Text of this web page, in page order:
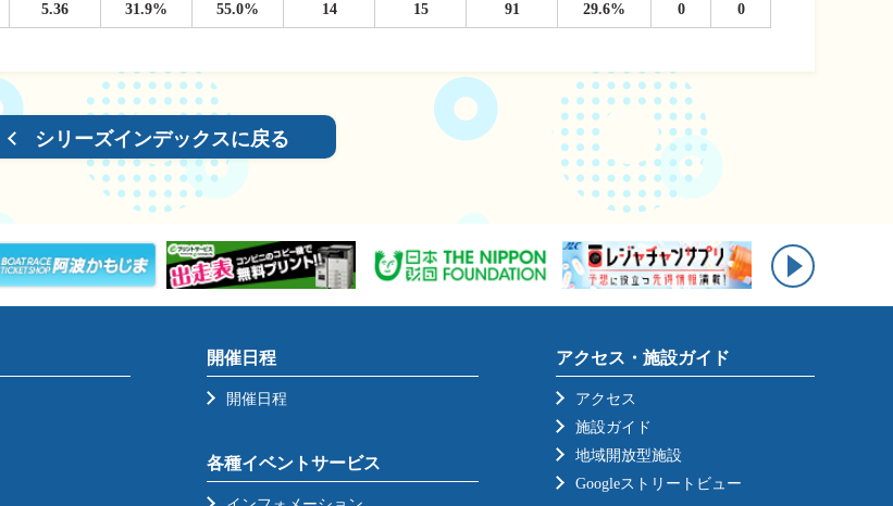
5.36 31.9% 55.0% 14 15 91 29.6% 0 0
シリーズインデックスに戻る
開催日程
開催日程
各種イベントサービス
アクセス・施設ガイド
アクセス
施設ガイド
地域開放型施設
Googleストリートビュー